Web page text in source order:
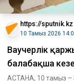
https://sputnik.kz
10 Тамыз 2026
Ваучерлік
балабақша
АСТАНА, 10 тамыз –